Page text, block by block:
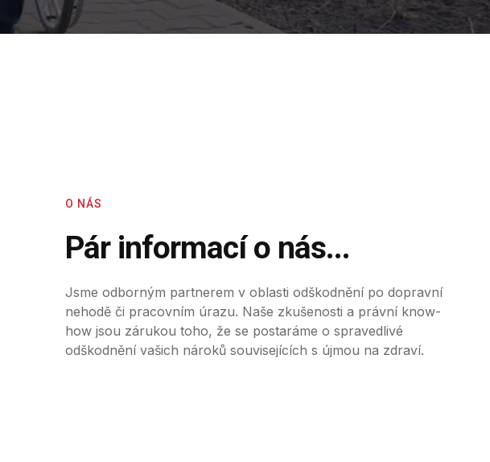
O NÁS
Pár informací o nás...
Jsme odborným partnerem v oblasti odškodnění po dopravní
nehodě či pracovním úrazu. Naše zkušenosti a právní know-
how jsou zárukou toho, že se postaráme o spravedlivé
odškodnění vašich nároků souvisejících s újmou na zdraví.